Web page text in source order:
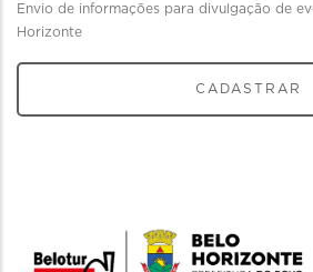
Envio de informações para divulgação de
Horizonte
CADASTRAR